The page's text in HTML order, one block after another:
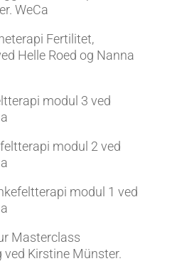
WeCa
Fertilitet,
Helle Roed og Nanna
modul 3 ved
modul 2 ved
modul 1 ved
Masterclass
Kirstine Münster.